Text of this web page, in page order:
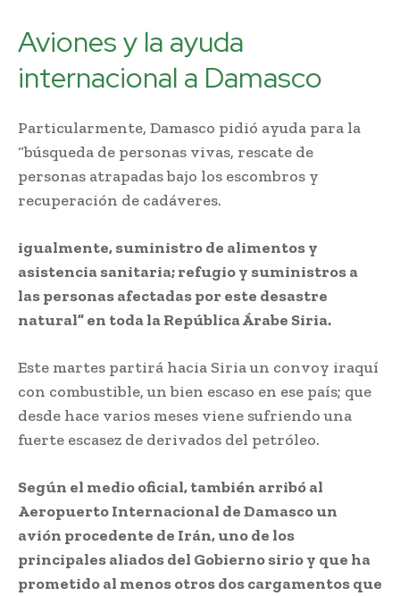
Aviones y la ayuda
internacional a Damasco
Particularmente, Damasco pidió ayuda para la
“búsqueda de personas vivas, rescate de
personas atrapadas bajo los escombros y
recuperación de cadáveres.
igualmente, suministro de alimentos y
asistencia sanitaria; refugio y suministros a
las personas afectadas por este desastre
natural” en toda la República Árabe Siria.
Este martes partirá hacia Siria un convoy iraquí
con combustible, un bien escaso en ese país; que
desde hace varios meses viene sufriendo una
fuerte escasez de derivados del petróleo.
Según el medio oficial, también arribó al
Aeropuerto Internacional de Damasco un
avión procedente de Irán, uno de los
principales aliados del Gobierno sirio y que ha
prometido al menos otros dos cargamentos que